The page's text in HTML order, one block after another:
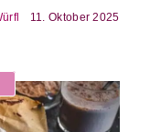
11. Oktober 2025